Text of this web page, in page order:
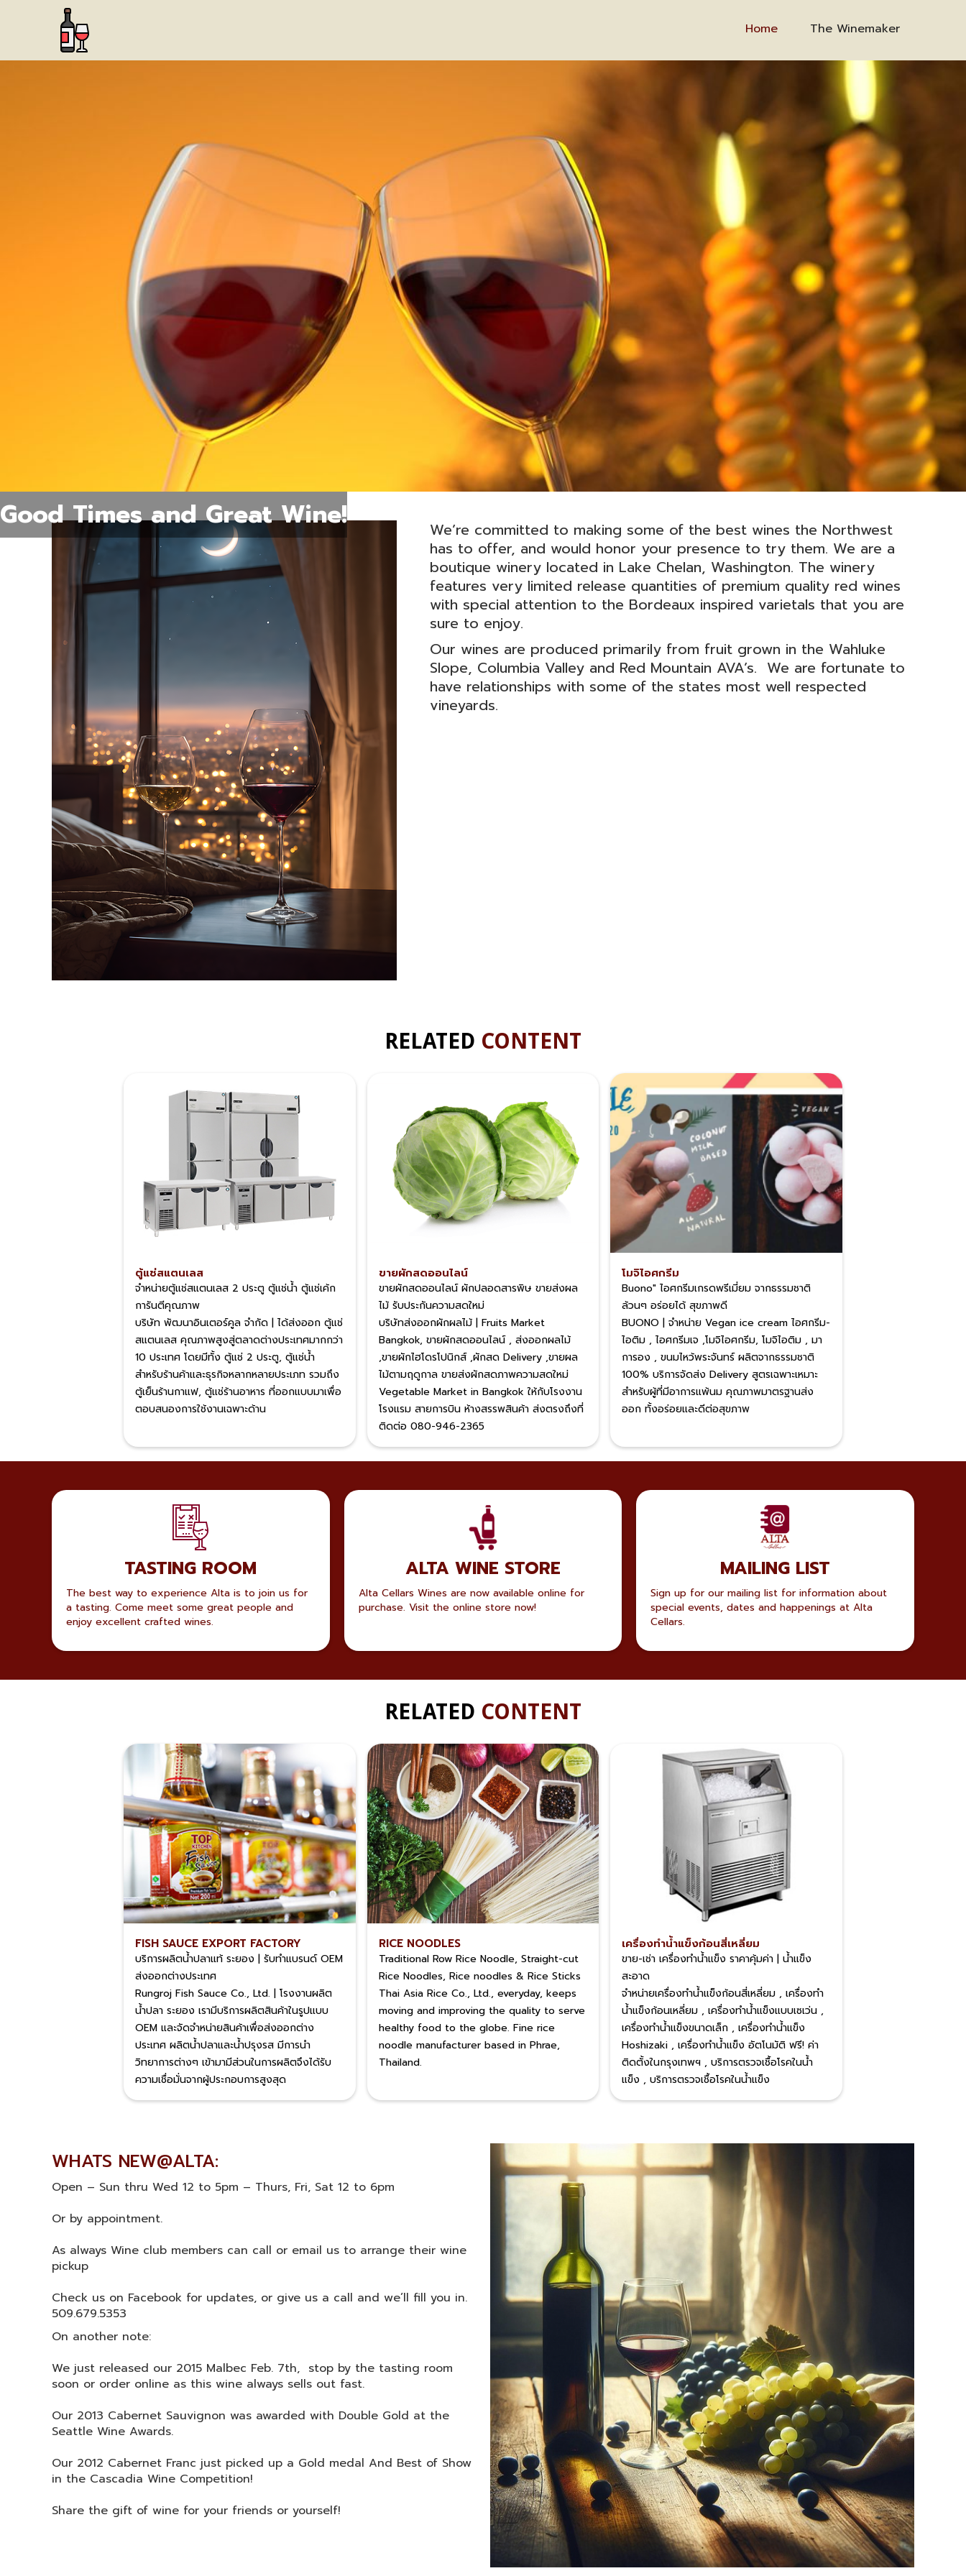
Home The Winemaker
Good Times and Great Wine!
We’re committed to making some of the best wines the Northwest
has to offer, and would honor your presence to try them. We are a
boutique winery located in Lake Chelan, Washington. The winery
features very limited release quantities of premium quality red wines
with special attention to the Bordeaux inspired varietals that you are
sure to enjoy.
Our wines are produced primarily from fruit grown in the Wahluke
Slope, Columbia Valley and Red Mountain AVA’s. We are fortunate to
have relationships with some of the states most well respected
vineyards.
RELATED CONTENT
ตู้แช่สแตนเลส
จำหน่ายตู้แช่สแตนเลส 2 ประตู ตู้แช่น้ำ ตู้แช่เค้ก
การันตีคุณภาพ
บริษัท พัฒนาอินเตอร์คูล จำกัด | ได้ส่งออก ตู้แช่
สแตนเลส คุณภาพสูงสู่ตลาดต่างประเทศมากกว่า
10 ประเทศ โดยมีทั้ง ตู้แช่ 2 ประตู, ตู้แช่น้ำ
สำหรับร้านค้าและธุรกิจหลากหลายประเภท รวมถึง
ตู้เย็นร้านกาแฟ, ตู้แช่ร้านอาหาร ที่ออกแบบมาเพื่อ
ตอบสนองการใช้งานเฉพาะด้าน
ขายผักสดออนไลน์
ขายผักสดออนไลน์ ผักปลอดสารพิษ ขายส่งผล
ไม้ รับประกันความสดใหม่
บริษัทส่งออกผักผลไม้ | Fruits Market
Bangkok, ขายผักสดออนไลน์ , ส่งออกผลไม้
,ขายผักไฮโดรโปนิกส์ ,ผักสด Delivery ,ขายผล
ไม้ตามฤดูกาล ขายส่งผักสดภาพความสดใหม่
Vegetable Market in Bangkok ให้กับโรงงาน
โรงแรม สายการบิน ห้างสรรพสินค้า ส่งตรงถึงที่
ติดต่อ 080-946-2365
โมจิไอศกรีม
Buono" ไอศกรีมเกรดพรีเมี่ยม จากธรรมชาติ
ล้วนๆ อร่อยได้ สุขภาพดี
BUONO | จำหน่าย Vegan ice cream ไอศกรีม-
ไอติม , ไอศกรีมเจ ,โมจิไอศกรีม, โมจิไอติม , มา
การอง , ขนมไหว้พระจันทร์ ผลิตจากธรรมชาติ
100%​ บริการจัดส่ง Delivery สูตรเฉพาะเหมาะ
สำหรับผู้ที่มีอาการแพ้นม คุณภาพมาตรฐานส่ง
ออก ทั้งอร่อยและดีต่อสุขภาพ
TASTING ROOM
The best way to experience Alta is to join us for
a tasting. Come meet some great people and
enjoy excellent crafted wines.
ALTA WINE STORE
Alta Cellars Wines are now available online for
purchase. Visit the online store now!
MAILING LIST
Sign up for our mailing list for information about
special events, dates and happenings at Alta
Cellars.
RELATED CONTENT
FISH SAUCE EXPORT FACTORY
บริการผลิตน้ำปลาแท้ ระยอง | รับทำแบรนด์ OEM
ส่งออกต่างประเทศ
Rungroj Fish Sauce Co., Ltd. | โรงงานผลิต
น้ำปลา ระยอง เรามีบริการผลิตสินค้าในรูปแบบ
OEM และจัดจำหน่ายสินค้าเพื่อส่งออกต่าง
ประเทศ ผลิตน้ำปลาและน้ำปรุงรส มีการนำ
วิทยาการต่างๆ เข้ามามีส่วนในการผลิตจึงได้รับ
ความเชื่อมั่นจากผู้ประกอบการสูงสุด
RICE NOODLES
Traditional Row Rice Noodle, Straight-cut
Rice Noodles, Rice noodles & Rice Sticks
Thai Asia Rice Co., Ltd., everyday, keeps
moving and improving the quality to serve
healthy food to the globe.​ Fine rice
noodle manufacturer based in Phrae,
Thailand.​
เครื่องทําน้ําแข็งก้อนสี่เหลี่ยม
ขาย-เช่า เครื่องทำน้ำแข็ง ราคาคุ้มค่า | น้ำแข็ง
สะอาด
จำหน่ายเครื่องทําน้ําแข็งก้อนสี่เหลี่ยม , เครื่องทำ
น้ำแข็งก้อนเหลี่ยม , เครื่องทําน้ําแข็งแบบเซเว่น ,
เครื่องทำน้ำแข็งขนาดเล็ก , เครื่องทำน้ำแข็ง
Hoshizaki , เครื่องทำน้ำแข็ง อัตโนมัติ ฟรี! ค่า
ติดตั้งในกรุงเทพฯ , บริการตรวจเชื้อโรคในน้ำ
แข็ง , บริการตรวจเชื้อโรคในน้ำแข็ง
WHATS NEW@ALTA:
Open – Sun thru Wed 12 to 5pm – Thurs, Fri, Sat 12 to 6pm
Or by appointment.
As always Wine club members can call or email us to arrange their wine
pickup
Check us on Facebook for updates, or give us a call and we’ll fill you in.
509.679.5353
On another note:
We just released our 2015 Malbec Feb. 7th, stop by the tasting room
soon or order online as this wine always sells out fast.
Our 2013 Cabernet Sauvignon was awarded with Double Gold at the
Seattle Wine Awards.
Our 2012 Cabernet Franc just picked up a Gold medal And Best of Show
in the Cascadia Wine Competition!
Share the gift of wine for your friends or yourself!